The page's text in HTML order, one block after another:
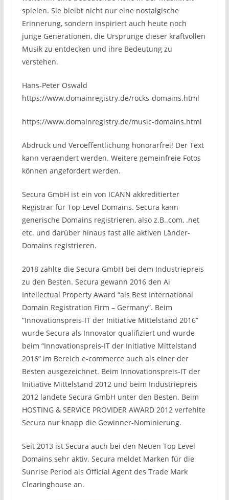
spielen. Sie bleibt nicht nur eine nostalgische
Erinnerung, sondern inspiriert auch heute noch
junge Generationen, die Ursprünge dieser kraftvollen
Musik zu entdecken und ihre Bedeutung zu
verstehen.
Hans-Peter Oswald
https://www.domainregistry.de/rocks-domains.html
https://www.domainregistry.de/music-domains.html
Abdruck und Veroeffentlichung honorarfrei! Der Text
kann veraendert werden. Weitere gemeinfreie Fotos
können angefordert werden.
Secura GmbH ist ein von ICANN akkreditierter
Registrar für Top Level Domains. Secura kann
generische Domains registrieren, also z.B..com, .net
etc. und darüber hinaus fast alle aktiven Länder-
Domains registrieren.
2018 zählte die Secura GmbH bei dem Industriepreis
zu den Besten. Secura gewann 2016 den Ai
Intellectual Property Award “als Best International
Domain Registration Firm – Germany”. Beim
“Innovationspreis-IT der Initiative Mittelstand 2016”
wurde Secura als Innovator qualifiziert und wurde
beim “Innovationspreis-IT der Initiative Mittelstand
2016” im Bereich e-commerce auch als einer der
Besten ausgezeichnet. Beim Innovationspreis-IT der
Initiative Mittelstand 2012 und beim Industriepreis
2012 landete Secura GmbH unter den Besten. Beim
HOSTING & SERVICE PROVIDER AWARD 2012 verfehlte
Secura nur knapp die Gewinner-Nominierung.
Seit 2013 ist Secura auch bei den Neuen Top Level
Domains sehr aktiv. Secura meldet Marken für die
Sunrise Period als Official Agent des Trade Mark
Clearinghouse an.